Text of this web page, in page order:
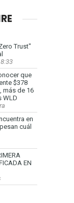
Trust"
que
$378
más de 16
WLD
en
cuál
EN